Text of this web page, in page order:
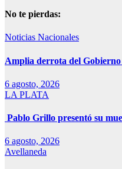
No te pierdas:
Noticias Nacionales
Amplia derrota del
6 agosto, 2026
LA PLATA
Pablo Grillo presentó su
6 agosto, 2026
Avellaneda